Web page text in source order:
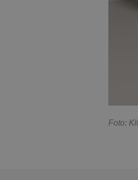
Foto: